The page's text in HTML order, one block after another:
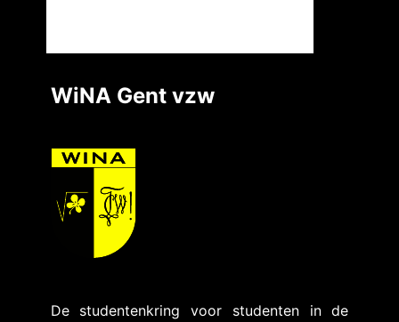
WiNA Gent vzw
De studentenkring voor studenten in de